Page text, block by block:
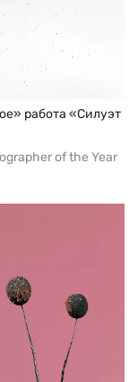
работа «Силуэт
of the Year